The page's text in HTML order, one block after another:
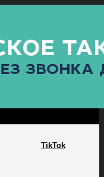
TikTok
ПРОКУРАТУРАСПОРТ